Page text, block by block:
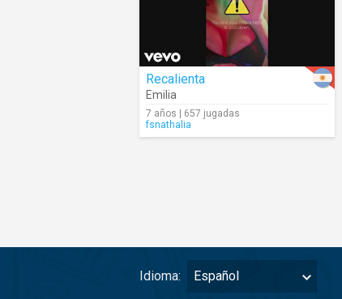
Recalienta
Emilia
7 años | 657 jugadas
fsnathalia
Idioma: Español